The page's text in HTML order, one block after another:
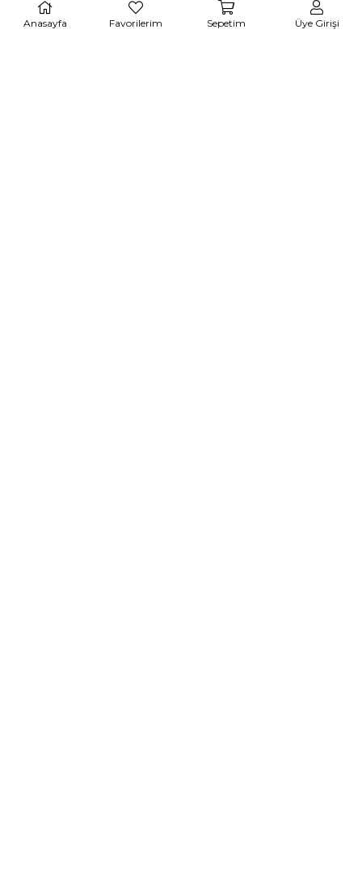
Anasayfa Favorilerim Sepetim Üye Girişi